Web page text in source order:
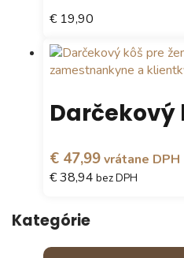
môžete
vybrať
na
€ 19,90
Darčekový
€ 47,99vrátane DPH
€ 38,94 bez DPH
Kategórie